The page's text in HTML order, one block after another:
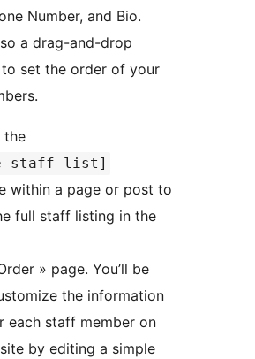
Number, and Bio.
a drag-and-drop
set the order of your
the
staff-list]
within a page or post to
full staff listing in the
» page. You’ll be
the information
each staff member on
by editing a simple